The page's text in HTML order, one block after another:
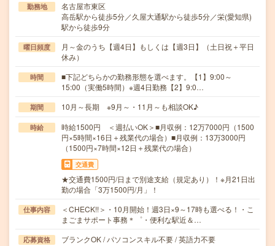
勤務地
名古屋市東区
高岳駅から徒歩5分／久屋大通駅から徒歩5分／栄(愛知県)
駅から徒歩9分
曜日頻度
月～金のうち【週4日】もしくは【週3日】（土日祝＋平日
休み）
時間
■下記どちらかの勤務形態を選べます。【1】9:00～
15:00（実働5時間）※週4日勤務【2】9:0…
期間 10月～長期 ※9月～・11月～も相談OK♪
時給
時給1500円 ＜週払いOK＞■月収例：12万7000円（1500
円×5時間×16日＋残業代の場合）■月収例：13万3000円
（1500円×7時間×12日＋残業代の場合）
交通費
★交通費1500円/日まで別途支給（規定あり）！※月21日出
勤の場合「3万1500円/月」！
仕事内容
＜CHECK!!＞・10月開始！週3日×9～17時も選べる！・こ
まごまサポート事務＊゜・便利な駅近＆…
応募資格
ブランクOK / パソコンスキル不要 / 英語力不要